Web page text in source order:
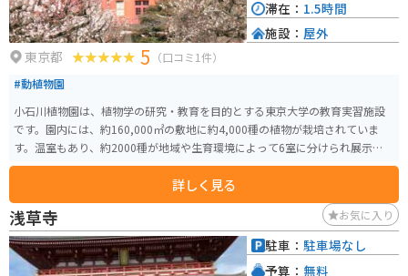
東京都 5 （口コミ1件）
#動植物園
小石川植物園は、植物学の研究・教育を目的とする東京大学の教育実習施設
です。園内には、約160,000㎡の敷地に約4,000種の植物が栽培されていま
す。温室もあり、約2000種が地域や生育環境によって6室に分けられ展示され
ています。
詳しく見る
滞在： 1.5時間
施設： 屋外
浅草寺 お気に入り
駐車： 駐車場なし
予算： 無料